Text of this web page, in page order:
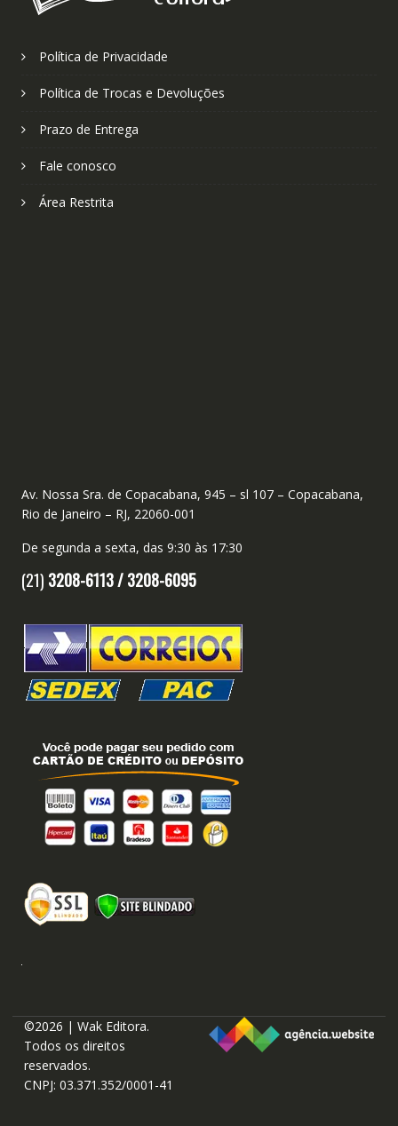
Política de Privacidade
Política de Trocas e Devoluções
Prazo de Entrega
Fale conosco
Área Restrita
Av. Nossa Sra. de Copacabana, 945 – sl 107 – Copacabana,
Rio de Janeiro – RJ, 22060-001
De segunda a sexta, das 9:30 às 17:30
(21) 3208-6113 /3208-6095
©2026 | Wak Editora.
Todos os direitos
reservados.
CNPJ: 03.371.352/0001-41